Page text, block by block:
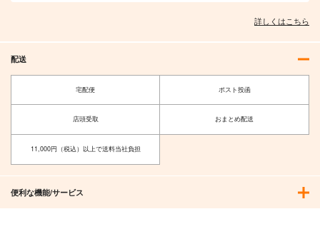
詳しくはこちら
配送
宅配便 ポスト投函
店頭受取 おまとめ配送
11,000円（税込）以上で送料当社負担
便利な機能/サービス